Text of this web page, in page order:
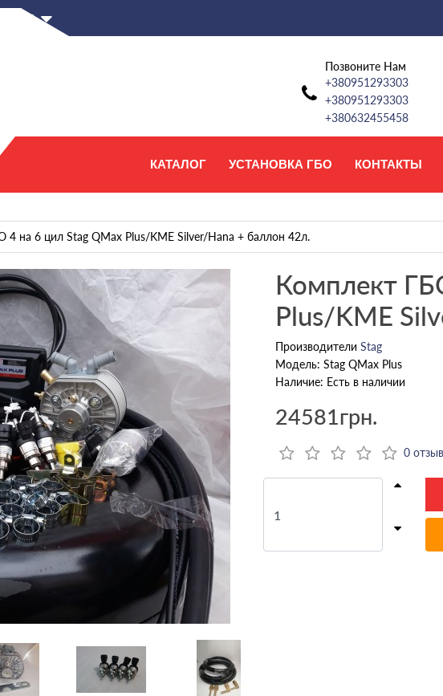
RU
Позвоните Нам
+380951293303
+380951293303
+380632455458
КАТАЛОГ УСТАНОВКА ГБО КОНТАКТЫ
4 на 6 цил Stag QMax Plus/KME Silver/Hana + баллон 42л.
Комплект
Plus/KME
Производители Stag
Модель: Stag QMax Plus
Наличие: Есть в наличии
24581грн.
0